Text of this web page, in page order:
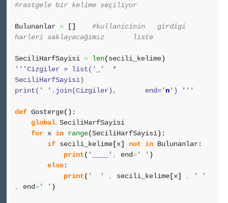
#rastgele bir kelime seçiliyor
Bulunanlar = []
#kullanicinin girdigi
harleri saklayacağımız liste
SeciliHarfSayisi = len(secili_kelime)
'''Cizgiler = list('_' *
SeciliHarfSayisi)
print(' '.join(Cizgiler), end=' n') '''
def Gosterge( ) :
global SeciliHarfSayisi
for x in range(SeciliHarfSayisi) :
if secili_kelime [x] not in Bulunanlar:
print( '____' , end=' ' )
else:
print( ' ' , secili_kelime [x] ,
' '
,
end=' ' )